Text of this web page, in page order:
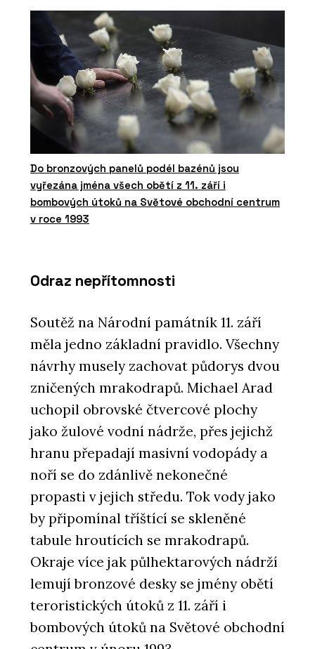
Do bronzových panelů podél bazénů jsou
vyřezána jména všech obětí z 11. září i
bombových útoků na Světové obchodní centrum
v roce 1993
Odraz nepřítomnosti
Soutěž na Národní památník 11. září
měla jedno základní pravidlo. Všechny
návrhy musely zachovat půdorys dvou
zničených mrakodrapů. Michael Arad
uchopil obrovské čtvercové plochy
jako žulové vodní nádrže, přes jejichž
hranu přepadají masivní vodopády a
noří se do zdánlivě nekonečné
propasti v jejich středu. Tok vody jako
by připomínal tříštící se skleněné
tabule hroutících se mrakodrapů.
Okraje více jak půlhektarových nádrží
lemují bronzové desky se jmény obětí
teroristických útoků z 11. září i
bombových útoků na Světové obchodní